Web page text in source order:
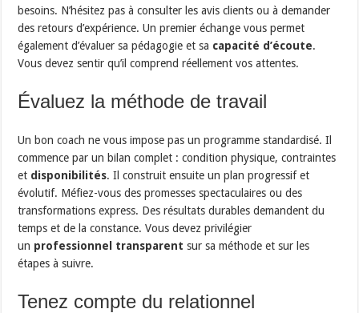
besoins. N’hésitez pas à consulter les avis clients ou à demander
des retours d’expérience. Un premier échange vous permet
également d’évaluer sa pédagogie et sa capacité d’écoute.
Vous devez sentir qu’il comprend réellement vos attentes.
Évaluez la méthode de travail
Un bon coach ne vous impose pas un programme standardisé. Il
commence par un bilan complet : condition physique, contraintes
et disponibilités. Il construit ensuite un plan progressif et
évolutif. Méfiez-vous des promesses spectaculaires ou des
transformations express. Des résultats durables demandent du
temps et de la constance. Vous devez privilégier
un professionnel transparent sur sa méthode et sur les
étapes à suivre.
Tenez compte du relationnel